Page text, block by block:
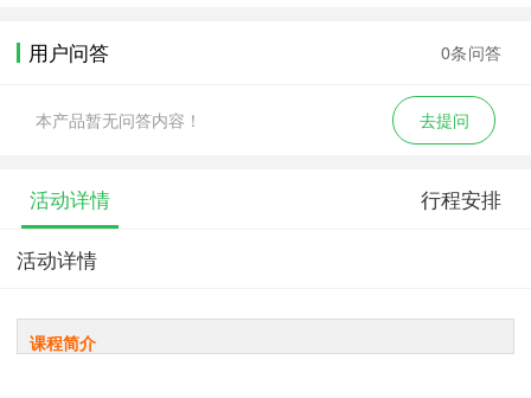
用户问答 0条问答
本产品暂无问答内容！ 去提问
活动详情 行程安排
活动详情
课程简介